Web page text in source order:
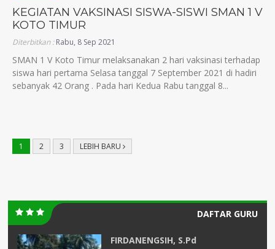
KEGIATAN VAKSINASI SISWA-SISWI SMAN 1 V
KOTO TIMUR
Diterbitkan :Rabu, 8 Sep 2021
SMAN 1 V Koto Timur melaksanakan 2 hari vaksinasi terhadap
siswa hari pertama Selasa tanggal 7 September 2021 di hadiri
sebanyak 42 Orang . Pada hari Kedua Rabu tanggal 8...
1 2 3 LEBIH BARU
DAFTAR GURU
FIRDANENGSIH, S.Pd